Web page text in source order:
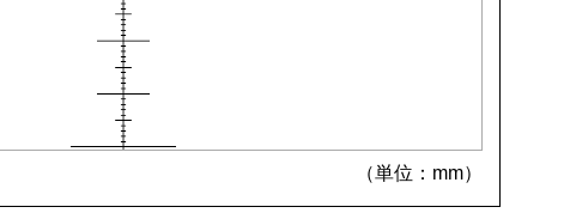
（単位：mm）